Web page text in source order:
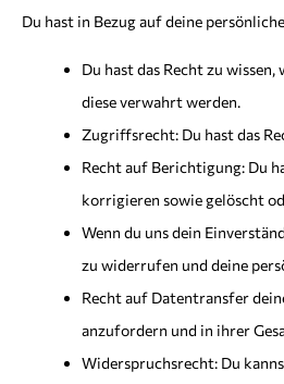
Du hast in Bezug auf deine
Du hast das Recht zu
diese verwahrt werden.
Zugriffsrecht: Du hast das
Recht auf Berichtigung: Du
korrigieren sowie gelöscht
Wenn du uns dein
zu widerrufen und deine
Recht auf Datentransfer
anzufordern und in ihrer
Widerspruchsrecht: Du